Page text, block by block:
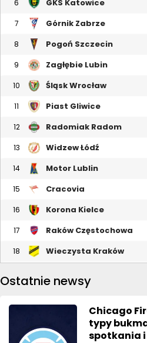
6 GKS Katowice
7 Górnik Zabrze
8 Pogoń Szczecin
9 Zagłębie Lubin
10 Śląsk Wrocław
11 Piast Gliwice
12 Radomiak Radom
13 Widzew Łódź
14 Motor Lublin
15 Cracovia
16 Korona Kielce
17 Raków Częstochowa
18 Wieczysta Kraków
Ostatnie newsy
Chicago
typy
spotkania i